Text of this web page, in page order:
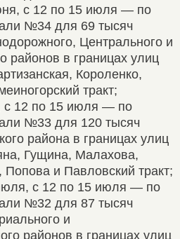
с 12 по 15 июля — по
№34 для 69 тысяч
Центрального и
районов в границах улиц
Короленко,
тракт;
с 12 по 15 июля — по
№33 для 120 тысяч
района в границах улиц
Гущина, Малахова,
Попова и Павловский тракт;
с 12 по 15 июля — по
№32 для 87 тысяч
и
районов в границах улиц